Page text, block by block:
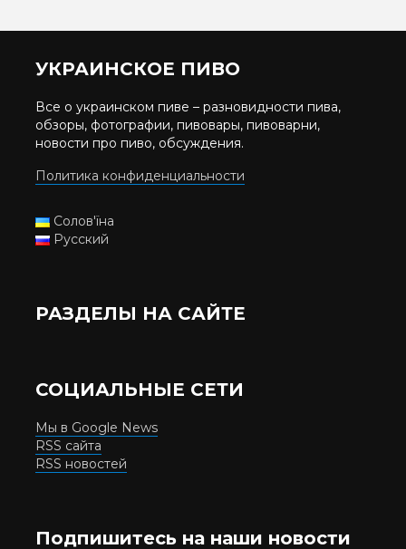
УКРАИНСКОЕ ПИВО
Все о украинском пиве – разновидности пива,
обзоры, фотографии, пивовары, пивоварни,
новости про пиво, обсуждения.
Политика конфиденциальности
Солов'їна
Русский
РАЗДЕЛЫ НА САЙТЕ
СОЦИАЛЬНЫЕ СЕТИ
Мы в Google News
RSS сайта
RSS новостей
Подпишитесь на наши новости